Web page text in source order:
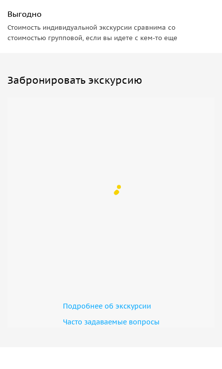
Выгодно
Стоимость индивидуальной экскурсии сравнима со
стоимостью групповой, если вы идете с кем-то еще
Забронировать экскурсию
Подробнее об экскурсии
Часто задаваемые вопросы